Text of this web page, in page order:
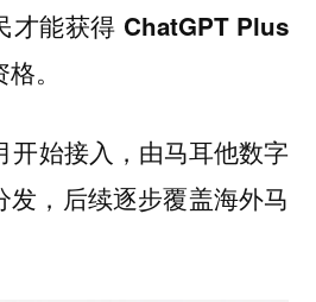
才能获得 ChatGPT Plus
。
开始接入，由马耳他数字
发，后续逐步覆盖海外马